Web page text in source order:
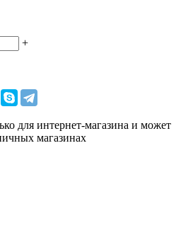
+
для интернет-магазина и может
магазинах